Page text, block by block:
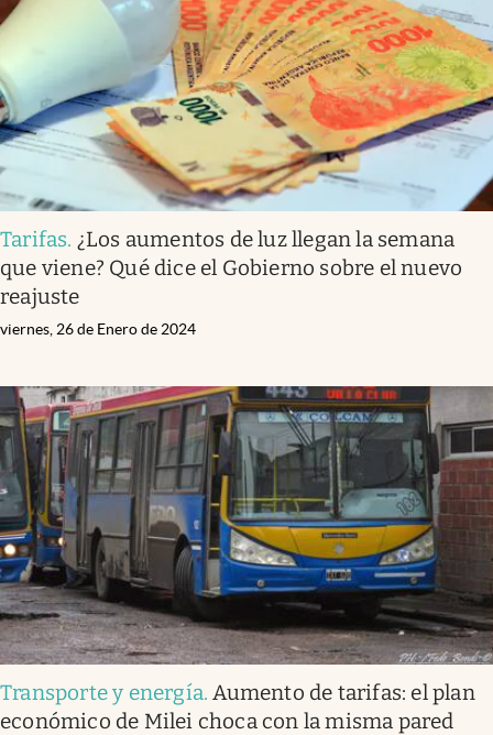
Tarifas. ¿Los aumentos de luz llegan la semana
que viene? Qué dice el Gobierno sobre el nuevo
reajuste
viernes, 26 de Enero de 2024
Transporte y energía. Aumento de tarifas: el plan
económico de Milei choca con la misma pared